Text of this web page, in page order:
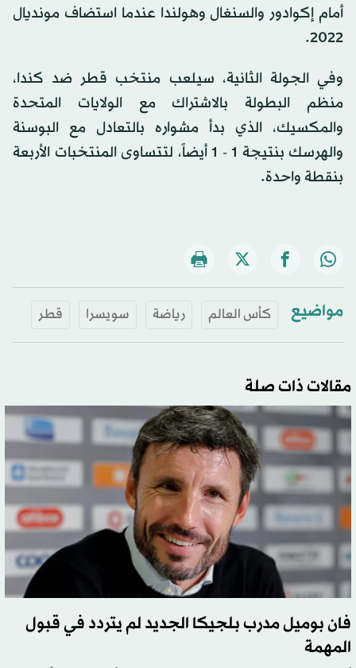
أمام إكوادور والسنغال وهولندا عندما استضاف مونديال
2022.
وفي الجولة الثانية، سيلعب منتخب قطر ضد كندا،
منظم البطولة بالاشتراك مع الولايات المتحدة
والمكسيك، الذي بدأ مشواره بالتعادل مع البوسنة
والهرسك بنتيجة 1 - 1 أيضاً، لتتساوى المنتخبات الأربعة
بنقطة واحدة.
مواضيع كأس العالم رياضة سويسرا قطر
مقالات ذات صلة
فان بوميل مدرب بلجيكا الجديد لم يتردد في قبول
المهمة